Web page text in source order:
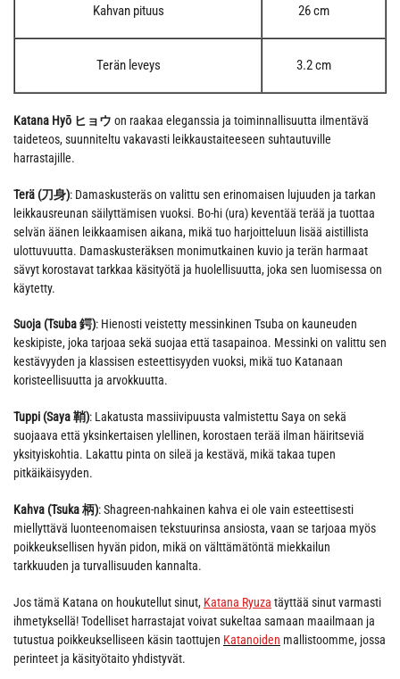
Kahvan pituus 26 cm
Terän leveys 3.2 cm
Katana Hyō ヒョウ on raakaa eleganssia ja toiminnallisuutta ilmentävä
taideteos, suunniteltu vakavasti leikkaustaiteeseen suhtautuville
harrastajille.
Terä (刀身): Damaskusteräs on valittu sen erinomaisen lujuuden ja tarkan
leikkausreunan säilyttämisen vuoksi. Bo-hi (ura) keventää terää ja tuottaa
selvän äänen leikkaamisen aikana, mikä tuo harjoitteluun lisää aistillista
ulottuvuutta. Damaskusteräksen monimutkainen kuvio ja terän harmaat
sävyt korostavat tarkkaa käsityötä ja huolellisuutta, joka sen luomisessa on
käytetty.
Suoja (Tsuba 鍔): Hienosti veistetty messinkinen Tsuba on kauneuden
keskipiste, joka tarjoaa sekä suojaa että tasapainoa. Messinki on valittu sen
kestävyyden ja klassisen esteettisyyden vuoksi, mikä tuo Katanaan
koristeellisuutta ja arvokkuutta.
Tuppi (Saya 鞘): Lakatusta massiivipuusta valmistettu Saya on sekä
suojaava että yksinkertaisen ylellinen, korostaen terää ilman häiritseviä
yksityiskohtia. Lakattu pinta on sileä ja kestävä, mikä takaa tupen
pitkäikäisyyden.
Kahva (Tsuka 柄): Shagreen-nahkainen kahva ei ole vain esteettisesti
miellyttävä luonteenomaisen tekstuurinsa ansiosta, vaan se tarjoaa myös
poikkeuksellisen hyvän pidon, mikä on välttämätöntä miekkailun
tarkkuuden ja turvallisuuden kannalta.
Jos tämä Katana on houkutellut sinut, Katana Ryuza täyttää sinut varmasti
ihmetyksellä! Todelliset harrastajat voivat sukeltaa samaan maailmaan ja
tutustua poikkeukselliseen käsin taottujen Katanoiden mallistoomme, jossa
perinteet ja käsityötaito yhdistyvät.